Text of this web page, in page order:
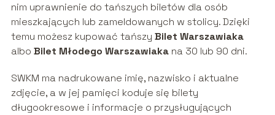
nim uprawnienie do tańszych biletów dla osób
mieszkających lub zameldowanych w stolicy. Dzięki
temu możesz kupować tańszy Bilet Warszawiaka
albo Bilet Młodego Warszawiakana 30 lub 90 dni.
SWKM ma nadrukowane imię, nazwisko i aktualne
zdjęcie, a w jej pamięci koduje się bilety
długookresowe i informacje o przysługujących